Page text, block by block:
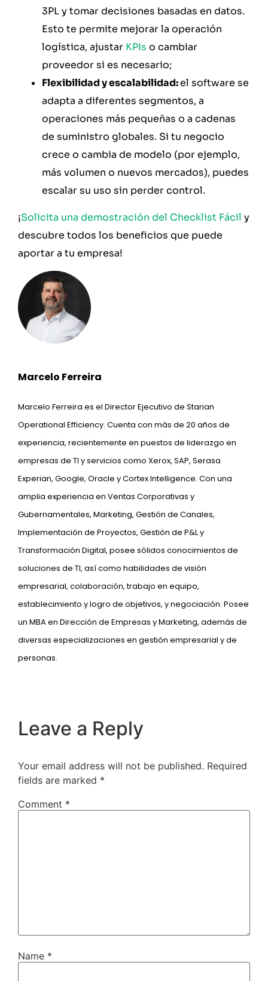
3PL y tomar decisiones basadas en datos.
Esto te permite mejorar la operación
logística, ajustar KPIs o cambiar
proveedor si es necesario;
Flexibilidad y escalabilidad:el software se
adapta a diferentes segmentos, a
operaciones más pequeñas o a cadenas
de suministro globales. Si tu negocio
crece o cambia de modelo (por ejemplo,
más volumen o nuevos mercados), puedes
escalar su uso sin perder control.
¡Solicita una demostración del Checklist Fácil y
descubre todos los beneficios que puede
aportar a tu empresa!
Marcelo Ferreira
Marcelo Ferreira es el Director Ejecutivo de Starian
Operational Efficiency. Cuenta con más de 20 años de
experiencia, recientemente en puestos de liderazgo en
empresas de TI y servicios como Xerox, SAP, Serasa
Experian, Google, Oracle y Cortex Intelligence. Con una
amplia experiencia en Ventas Corporativas y
Gubernamentales, Marketing, Gestión de Canales,
Implementación de Proyectos, Gestión de P&L y
Transformación Digital, posee sólidos conocimientos de
soluciones de TI, así como habilidades de visión
empresarial, colaboración, trabajo en equipo,
establecimiento y logro de objetivos, y negociación. Posee
un MBA en Dirección de Empresas y Marketing, además de
diversas especializaciones en gestión empresarial y de
personas.
Leave a Reply
Your email address will not be published. Required
fields are marked *
Comment *
Name *